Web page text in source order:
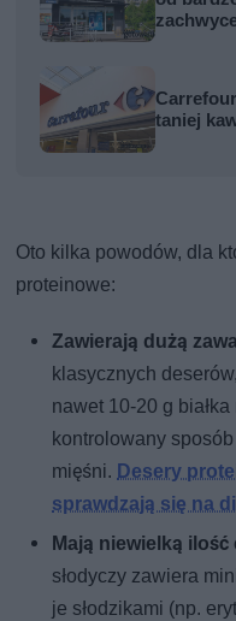
taniej
Oto kilka powodów, dla
proteinowe:
Zawierają dużą
klasycznych
nawet 10-20 g
kontrolowany
mięśni. Desery
sprawdzają się na
Mają niewielką
słodyczy zawiera
je słodzikami (np.